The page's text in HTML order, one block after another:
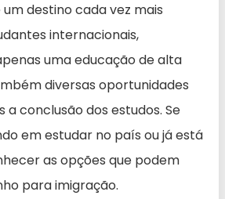
um destino cada vez mais
internacionais,
uma educação de alta
diversas oportunidades
a conclusão dos estudos. Se
em estudar no país ou já está
as opções que podem
para imigração.